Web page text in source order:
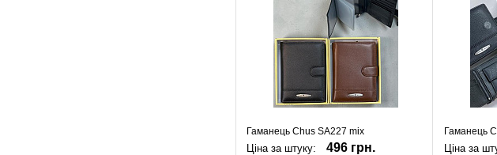
Гаманець Chus SA227 mix
Ціна за штуку: 496 грн.
Гаманець
Ціна за